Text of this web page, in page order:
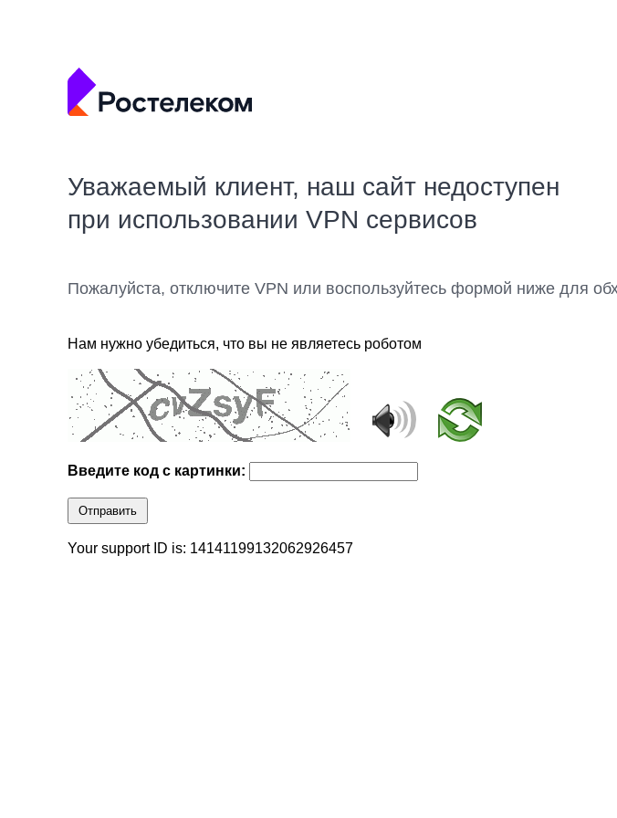
Уважаемый клиент, наш сайт недоступен
при использовании VPN сервисов
Пожалуйста, отключите VPN или воспользуйтесь формой ниже для
Нам нужно убедиться, что вы не являетесь роботом
Введите код с картинки:
Отправить
Your support ID is: 14141199132062926457